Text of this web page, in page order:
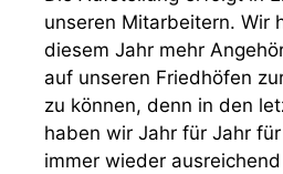
unseren Mitarbeitern. Wir
diesem Jahr mehr
auf unseren Friedhöfen
zu können, denn in den
haben wir Jahr für Jahr
immer wieder